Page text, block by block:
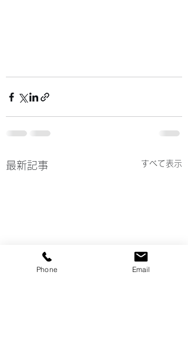
最新記事 すべて表示
Phone Email